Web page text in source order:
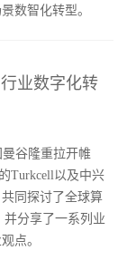
数智化转型。
业数字化转
谷隆重拉开帷
Turkcell以及中兴
同探讨了全球算
并分享了一系列业
点。